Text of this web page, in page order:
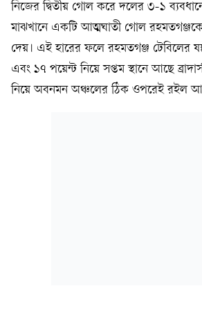
নিজের দ্বিতীয় গোল করে দলের ৩-১
মাঝখানে একটি আত্মঘাতী গোল
দেয়। এই হারের ফলে রহমতগঞ্জ টেবিলের
এবং ১৭ পয়েন্ট নিয়ে সপ্তম স্থানে আছে
নিয়ে অবনমন অঞ্চলের ঠিক ওপরেই রইল